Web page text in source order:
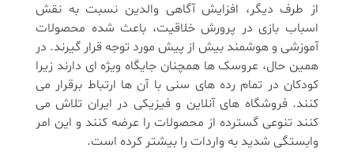
از طرف دیگر، افزایش آگاهی والدین نسبت به نقش
اسباب بازی در پرورش خلاقیت، باعث شده محصولات
آموزشی و هوشمند بیش از پیش مورد توجه قرار گیرند. در
همین حال، عروسک ها همچنان جایگاه ویژه ای دارند زیرا
کودکان در تمام رده های سنی با آن ها ارتباط برقرار می
کنند. فروشگاه های آنلاین و فیزیکی در ایران تلاش می
کنند تنوعی گسترده از محصولات را عرضه کنند و این امر
وابستگی شدید به واردات را بیشتر کرده است.